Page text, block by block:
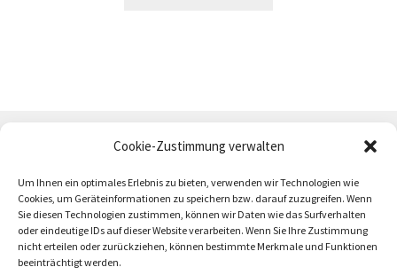
Cookie-Zustimmung verwalten
Um Ihnen ein optimales Erlebnis zu bieten, verwenden wir Technologien wie
Cookies, um Geräteinformationen zu speichern bzw. darauf zuzugreifen. Wenn
Sie diesen Technologien zustimmen, können wir Daten wie das Surfverhalten
oder eindeutige IDs auf dieser Website verarbeiten. Wenn Sie Ihre Zustimmung
nicht erteilen oder zurückziehen, können bestimmte Merkmale und Funktionen
beeinträchtigt werden.
AGB Zahlung und Versand Impressum